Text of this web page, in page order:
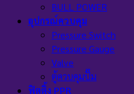
BULL POWER
อุปกรณ์ควบคุม
Pressure Switch
Pressure Gauge
Valve
ตู้ควบคุมปั๊ม
ฟิตติ้ง PPR